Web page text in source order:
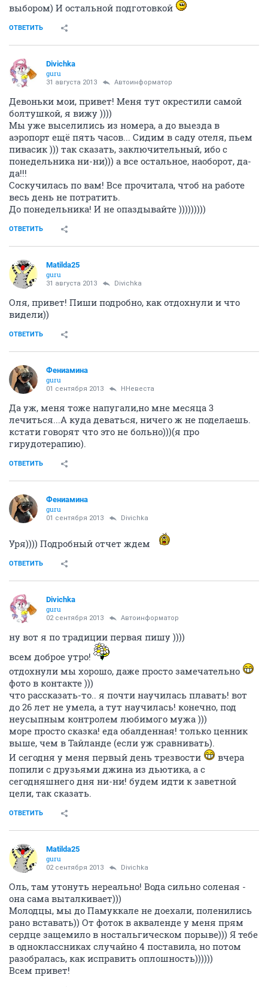
выбором) И остальной подготовкой
ОТВЕТИТЬ
Divichka
guru
31 августа 2013 Автоинформатор
Девоньки мои, привет! Меня тут окрестили самой
болтушкой, я вижу ))))
Мы уже выселились из номера, а до выезда в
аэропорт ещё пять часов... Сидим в саду отеля, пьем
пивасик ))) так сказать, заключительный, ибо с
понедельника ни-ни))) а все остальное, наоборот, да-
да!!!
Соскучилась по вам! Все прочитала, чтоб на работе
весь день не потратить.
До понедельника! И не опаздывайте )))))))))
ОТВЕТИТЬ
Matilda25
guru
31 августа 2013 Divichka
Оля, привет! Пиши подробно, как отдохнули и что
видели))
ОТВЕТИТЬ
Фениамина
guru
01 сентября 2013 ННевеста
Да уж, меня тоже напугали,но мне месяца 3
лечиться...А куда деваться, ничего ж не поделаешь.
кстати говорят что это не больно)))(я про
гирудотерапию).
ОТВЕТИТЬ
Фениамина
guru
01 сентября 2013 Divichka
Уря)))) Подробный отчет ждем
ОТВЕТИТЬ
Divichka
guru
02 сентября 2013 Автоинформатор
ну вот я по традиции первая пишу ))))
всем доброе утро!
отдохнули мы хорошо, даже просто замечательно
фото в контакте )))
что рассказать-то.. я почти научилась плавать! вот
до 26 лет не умела, а тут научилась! конечно, под
неусыпным контролем любимого мужа )))
море просто сказка! еда обалденная! только ценник
выше, чем в Тайланде (если уж сравнивать).
И сегодня у меня первый день трезвости
вчера
попили с друзьями джина из дьютика, а с
сегодняшнего дня ни-ни! будем идти к заветной
цели, так сказать.
ОТВЕТИТЬ
Matilda25
guru
02 сентября 2013 Divichka
Оль, там утонуть нереально! Вода сильно соленая -
она сама выталкивает)))
Молодцы, мы до Памуккале не доехали, поленились
рано вставать)) От фоток в акваленде у меня прям
сердце защемило в ностальгическом порыве))) Я тебе
в одноклассниках случайно 4 поставила, но потом
разобралась, как исправить оплошность))))))
Всем привет!